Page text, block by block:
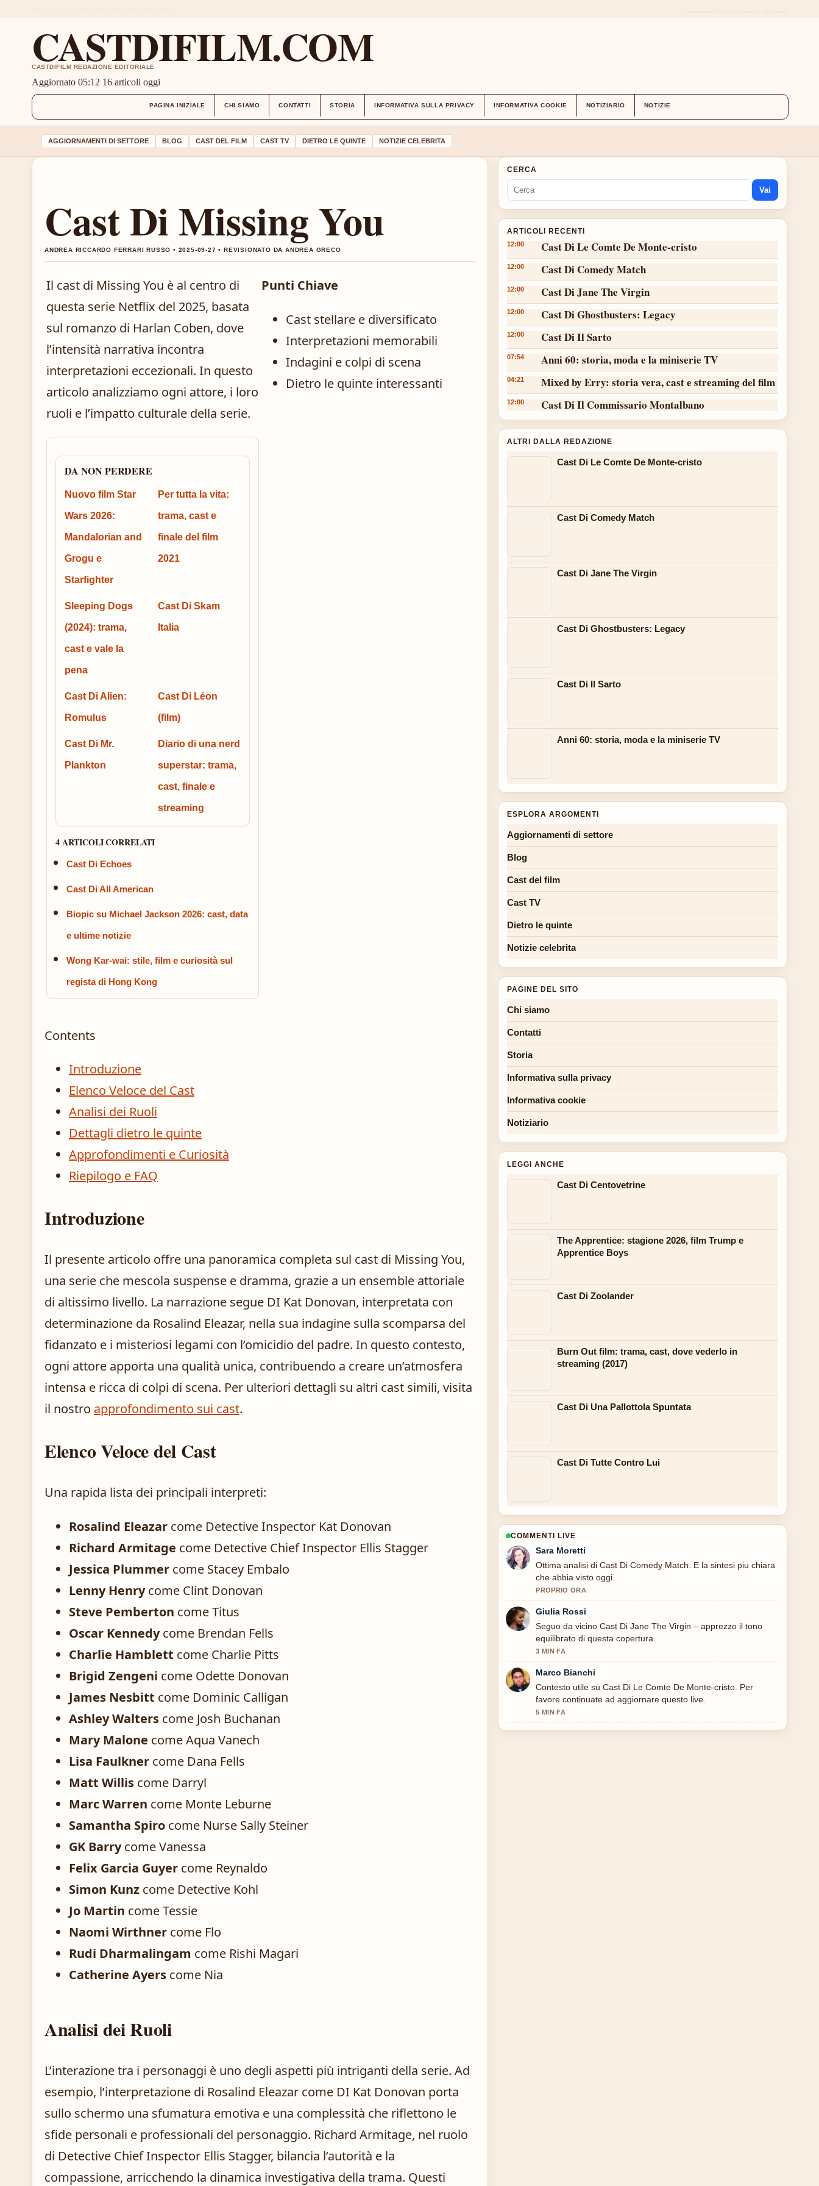
CASTDIFILM.COM
CASTDIFILM REDAZIONE EDITORIALE
Aggiornato 05:12 16 articoli oggi
PAGINA INIZIALE CHI SIAMO CONTATTI STORIA INFORMATIVA SULLA PRIVACY INFORMATIVA COOKIE NOTIZIARIO NOTIZIE
AGGIORNAMENTI DI SETTORE BLOG CAST DEL FILM CAST TV DIETRO LE QUINTE NOTIZIE CELEBRITA
Cast Di Missing You
ANDREA RICCARDO FERRARI RUSSO • 2025-09-27 • REVISIONATO DA ANDREA GRECO
Il cast di Missing You è al centro di
questa serie Netflix del 2025, basata
sul romanzo di Harlan Coben, dove
l’intensità narrativa incontra
interpretazioni eccezionali. In questo
articolo analizziamo ogni attore, i loro
ruoli e l’impatto culturale della serie.
DA NON PERDERE
Nuovo film Star
Wars 2026:
Mandalorian and
Grogu e
Starfighter
Per tutta la vita:
trama, cast e
finale del film
2021
Sleeping Dogs
(2024): trama,
cast e vale la
pena
Cast Di Skam
Italia
Cast Di Alien:
Romulus
Cast Di Léon
(film)
Cast Di Mr.
Plankton
Diario di una nerd
superstar: trama,
cast, finale e
streaming
4 ARTICOLI CORRELATI
Cast Di Echoes
Cast Di All American
Biopic su Michael Jackson 2026: cast, data
e ultime notizie
Wong Kar-wai: stile, film e curiosità sul
regista di Hong Kong
Punti Chiave
Cast stellare e diversificato
Interpretazioni memorabili
Indagini e colpi di scena
Dietro le quinte interessanti
Contents
Introduzione
Elenco Veloce del Cast
Analisi dei Ruoli
Dettagli dietro le quinte
Approfondimenti e Curiosità
Riepilogo e FAQ
Introduzione
Il presente articolo offre una panoramica completa sul cast di Missing You,
una serie che mescola suspense e dramma, grazie a un ensemble attoriale
di altissimo livello. La narrazione segue DI Kat Donovan, interpretata con
determinazione da Rosalind Eleazar, nella sua indagine sulla scomparsa del
fidanzato e i misteriosi legami con l’omicidio del padre. In questo contesto,
ogni attore apporta una qualità unica, contribuendo a creare un’atmosfera
intensa e ricca di colpi di scena. Per ulteriori dettagli su altri cast simili, visita
il nostro approfondimento sui cast.
Elenco Veloce del Cast
Una rapida lista dei principali interpreti:
Rosalind Eleazar come Detective Inspector Kat Donovan
Richard Armitage come Detective Chief Inspector Ellis Stagger
Jessica Plummer come Stacey Embalo
Lenny Henrycome Clint Donovan
Steve Pemberton come Titus
Oscar Kennedycome Brendan Fells
Charlie Hamblett come Charlie Pitts
Brigid Zengeni come Odette Donovan
James Nesbitt come Dominic Calligan
Ashley Walters come Josh Buchanan
Mary Malone come Aqua Vanech
Lisa Faulkner come Dana Fells
Matt Willis come Darryl
Marc Warren come Monte Leburne
Samantha Spiro come Nurse Sally Steiner
GK Barrycome Vanessa
Felix Garcia Guyer come Reynaldo
Simon Kunz come Detective Kohl
Jo Martin come Tessie
Naomi Wirthner come Flo
Rudi Dharmalingam come Rishi Magari
Catherine Ayers come Nia
Analisi dei Ruoli
L’interazione tra i personaggi è uno degli aspetti più intriganti della serie. Ad
esempio, l’interpretazione di Rosalind Eleazar come DI Kat Donovan porta
sullo schermo una sfumatura emotiva e una complessità che riflettono le
sfide personali e professionali del personaggio. Richard Armitage, nel ruolo
di Detective Chief Inspector Ellis Stagger, bilancia l’autorità e la
compassione, arricchendo la dinamica investigativa della trama. Questi
CERCA
Vai
ARTICOLI RECENTI
12:00 Cast Di Le Comte De Monte-cristo
12:00 Cast Di Comedy Match
12:00 Cast Di Jane The Virgin
12:00 Cast Di Ghostbusters: Legacy
12:00 Cast Di Il Sarto
07:54 Anni 60: storia, moda e la miniserie TV
04:21 Mixed by Erry: storia vera, cast e streaming del film
12:00 Cast Di Il Commissario Montalbano
ALTRI DALLA REDAZIONE
Cast Di Le Comte De Monte-cristo
Cast Di Comedy Match
Cast Di Jane The Virgin
Cast Di Ghostbusters: Legacy
Cast Di Il Sarto
Anni 60: storia, moda e la miniserie TV
ESPLORA ARGOMENTI
Aggiornamenti di settore
Blog
Cast del film
Cast TV
Dietro le quinte
Notizie celebrita
PAGINE DEL SITO
Chi siamo
Contatti
Storia
Informativa sulla privacy
Informativa cookie
Notiziario
LEGGI ANCHE
Cast Di Centovetrine
The Apprentice: stagione 2026, film Trump e
Apprentice Boys
Cast Di Zoolander
Burn Out film: trama, cast, dove vederlo in
streaming (2017)
Cast Di Una Pallottola Spuntata
Cast Di Tutte Contro Lui
COMMENTI LIVE
Sara Moretti
Ottima analisi di Cast Di Comedy Match. E la sintesi piu chiara
che abbia visto oggi.
PROPRIO ORA
Giulia Rossi
Seguo da vicino Cast Di Jane The Virgin – apprezzo il tono
equilibrato di questa copertura.
3 MIN FA
Marco Bianchi
Contesto utile su Cast Di Le Comte De Monte-cristo. Per
favore continuate ad aggiornare questo live.
5 MIN FA